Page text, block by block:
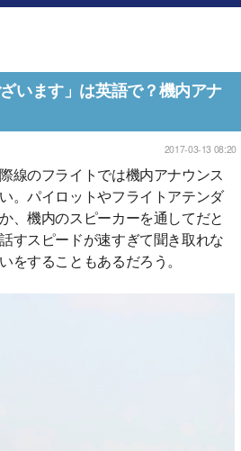
います」は英語で？機内アナ
2017-03-13 08:20
線のフライトでは機内アナウンス
。パイロットやフライトアテンダ
、機内のスピーカーを通してだと
すスピードが速すぎて聞き取れな
をすることもあるだろう。